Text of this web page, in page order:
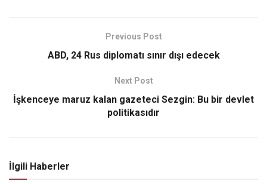
Previous Post
ABD, 24 Rus diplomatı sınır dışı edecek
Next Post
İşkenceye maruz kalan gazeteci Sezgin: Bu bir devlet
politikasıdır
İlgili Haberler